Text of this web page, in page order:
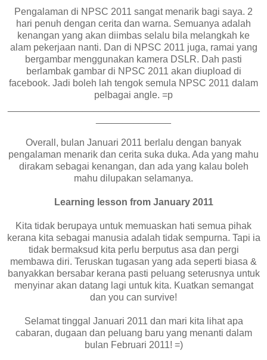
Pengalaman di NPSC 2011 sangat menarik bagi saya. 2
hari penuh dengan cerita dan warna. Semuanya adalah
kenangan yang akan diimbas selalu bila melangkah ke
alam pekerjaan nanti. Dan di NPSC 2011 juga, ramai yang
bergambar menggunakan kamera DSLR. Dah pasti
berlambak gambar di NPSC 2011 akan diupload di
facebook. Jadi boleh lah tengok semula NPSC 2011 dalam
pelbagai angle. =p
Overall, bulan Januari 2011 berlalu dengan banyak
pengalaman menarik dan cerita suka duka. Ada yang mahu
dirakam sebagai kenangan, dan ada yang kalau boleh
mahu dilupakan selamanya.
Learning lesson from January 2011
Kita tidak berupaya untuk memuaskan hati semua pihak
kerana kita sebagai manusia adalah tidak sempurna. Tapi ia
tidak bermaksud kita perlu berputus asa dan pergi
membawa diri. Teruskan tugasan yang ada seperti biasa &
banyakkan bersabar kerana pasti peluang seterusnya untuk
menyinar akan datang lagi untuk kita. Kuatkan semangat
dan you can survive!
Selamat tinggal Januari 2011 dan mari kita lihat apa
cabaran, dugaan dan peluang baru yang menanti dalam
bulan Februari 2011! =)